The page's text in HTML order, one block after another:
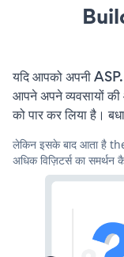
यदि आपको अपनी
आपने अपने व्यवसायों की
को पार कर लिया है।
लेकिन इसके बाद आता है
अधिक विज़िटर्स का समर्थन